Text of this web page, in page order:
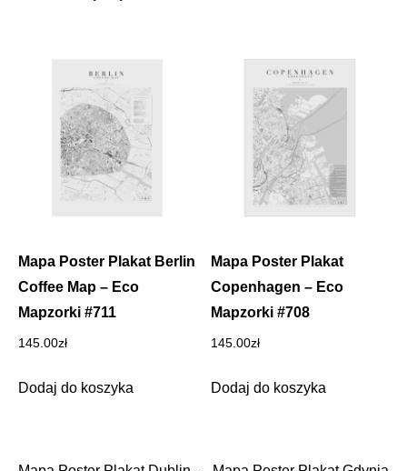
Mapa Poster Plakat Berlin
Coffee Map – Eco
Mapzorki #711
145.00zł
Dodaj do koszyka
Mapa Poster Plakat
Copenhagen – Eco
Mapzorki #708
145.00zł
Dodaj do koszyka